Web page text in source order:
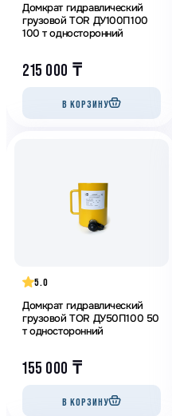
Домкрат гидравлический
грузовой TOR ДУ100П100
100 т односторонний
215 000 ₸
В КОРЗИНУ
5.0
Домкрат гидравлический
грузовой TOR ДУ50П100 50
т односторонний
155 000 ₸
В КОРЗИНУ